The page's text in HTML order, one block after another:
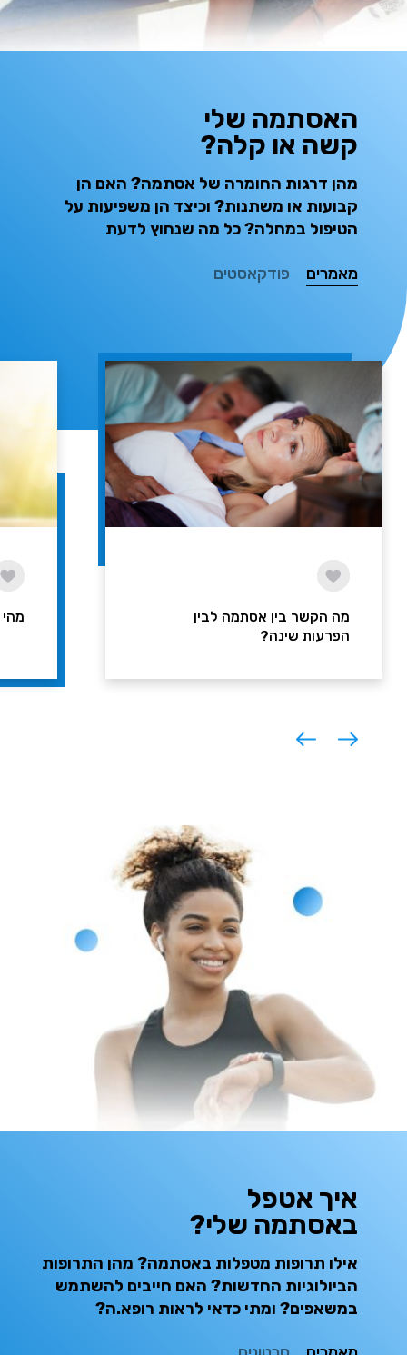
האסתמה שלי
קשה או קלה?
מהן דרגות החומרה של אסתמה? האם הן
קבועות או משתנות? וכיצד הן משפיעות על
הטיפול במחלה? כל מה שנחוץ לדעת
מאמרים פודקאסטים
מה הקשר בין אסתמה לבין
הפרעות שינה?
איך אטפל
באסתמה שלי?
אילו תרופות מטפלות באסתמה? מהן התרופות
הביולוגיות החדשות? האם חייבים להשתמש
במשאפים? ומתי כדאי לראות רופא.ה?